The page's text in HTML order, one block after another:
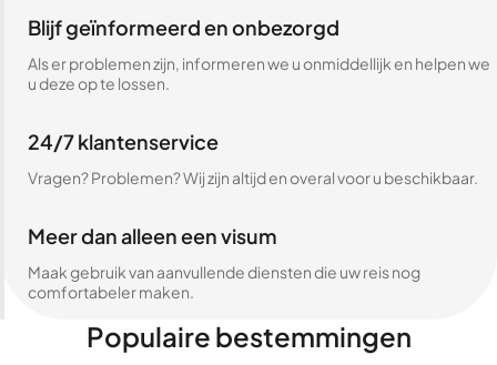
Blijf geïnformeerd en onbezorgd
Als er problemen zijn, informeren we u onmiddellijk en helpen we
u deze op te lossen.
24/7 klantenservice
Vragen? Problemen? Wij zijn altijd en overal voor u beschikbaar.
Meer dan alleen een visum
Maak gebruik van aanvullende diensten die uw reis nog
comfortabeler maken.
Populaire bestemmingen